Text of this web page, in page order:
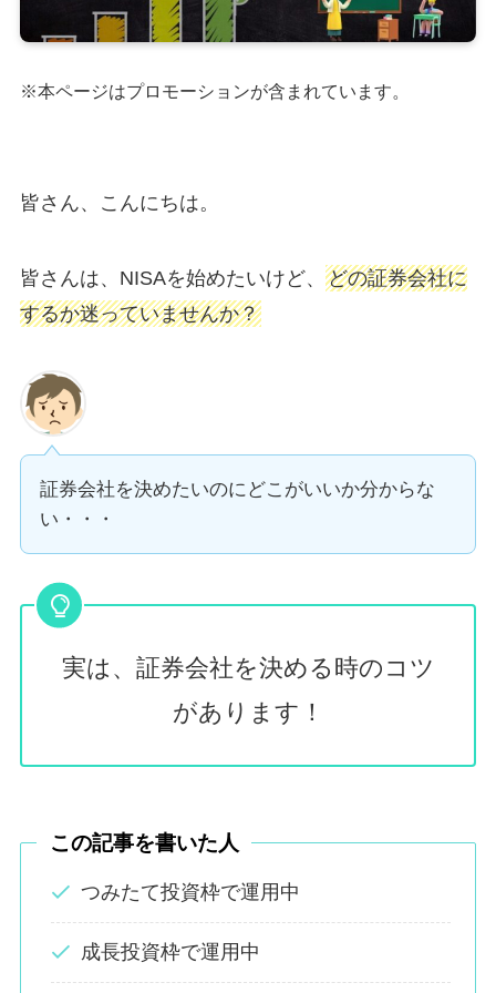
※本ページはプロモーションが含まれています。
皆さん、こんにちは。
皆さんは、NISAを始めたいけど、 どの証券会社に
するか迷っていませんか？
証券会社を決めたいのにどこがいいか分からな
い・・・
実は、証券会社を決める時のコツ
があります！
この記事を書いた人
つみたて投資枠で運用中
成長投資枠で運用中